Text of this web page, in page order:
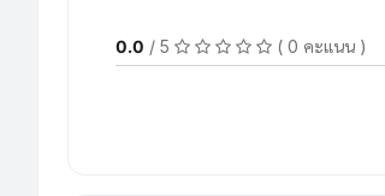
0.0 / 5 ( 0 คะแนน )